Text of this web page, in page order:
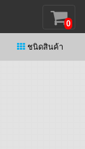
0
ชนิดสินค้า